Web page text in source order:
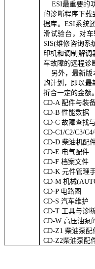
ESI最重要的
的诊断程序下载
据库。ESI系统
滑试验台，对车
SIS(维修咨询系
印机和调制解调
车故障的远程诊
另外，最新版
购计划，即以最
折合一定的金额。
CD-A 配件与装
CD-B性能数据
CD-C故障查找
CD-C1/C2/C3/
CD-D柴油机配
CD-E 电气配件
CD-F档案文件
CD-K元件管理
CD-M机械
CD-P 电路图
CD-S汽车维护
CD-T 工具与诊
CD-W 高压油泵
CD-Z1柴油泵配
CD-Z2柴油泵配